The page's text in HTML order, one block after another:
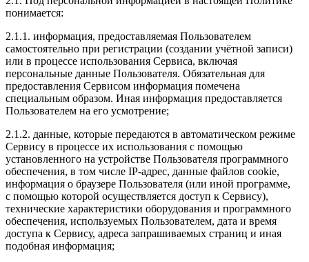
понимается:
2.1.1. информация, предоставляемая Пользователем
самостоятельно при регистрации (создании учётной записи)
или в процессе использования Сервиса, включая
персональные данные Пользователя. Обязательная для
предоставления Сервисом информация помечена
специальным образом. Иная информация предоставляется
Пользователем на его усмотрение;
2.1.2. данные, которые передаются в автоматическом режиме
Сервису в процессе их использования с помощью
установленного на устройстве Пользователя программного
обеспечения, в том числе IP-адрес, данные файлов cookie,
информация о браузере Пользователя (или иной программе,
с помощью которой осуществляется доступ к Сервису),
технические характеристики оборудования и программного
обеспечения, используемых Пользователем, дата и время
доступа к Сервису, адреса запрашиваемых страниц и иная
подобная информация;